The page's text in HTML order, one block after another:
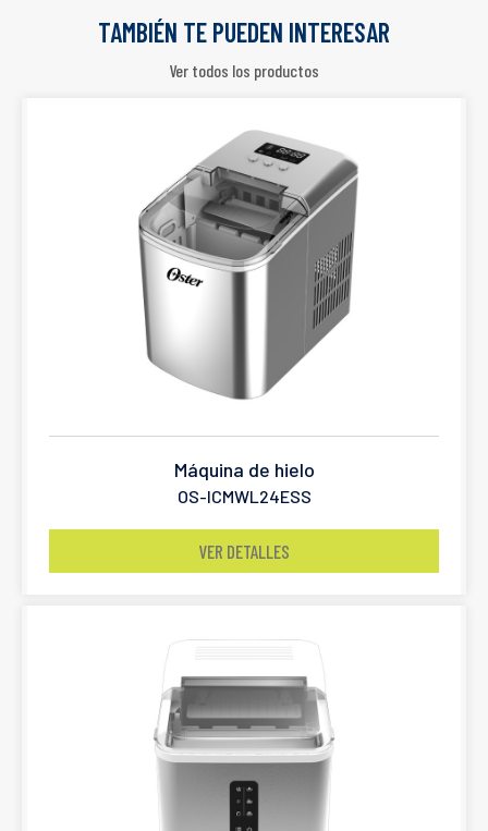
TAMBIÉN TE PUEDEN INTERESAR
Ver todos los productos
Máquina de hielo
OS-ICMWL24ESS
VER DETALLES